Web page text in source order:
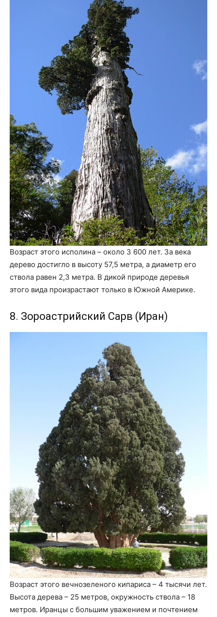
Возраст этого исполина – около 3 600 лет. За века
дерево достигло в высоту 57,5 метра, а диаметр его
ствола равен 2,3 метра. В дикой природе деревья
этого вида произрастают только в Южной Америке.
8. Зороастрийский Сарв (Иран)
Возраст этого вечнозеленого кипариса – 4 тысячи лет.
Высота дерева – 25 метров, окружность ствола – 18
метров. Иранцы с большим уважением и почтением